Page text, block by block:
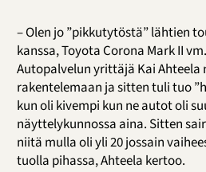
– Olen jo ”pikkutytöstä” lähtien
kanssa, Toyota Corona Mark II
Autopalvelun yrittäjä Kai Ahteela
rakentelemaan ja sitten tuli tuo
kun oli kivempi kun ne autot oli
näyttelykunnossa aina. Sitten
niitä mulla oli yli 20 jossain
tuolla pihassa, Ahteela kertoo.